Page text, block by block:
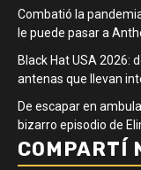
Combatió la
le puede pasar a
Black Hat USA 2026:
antenas que llevan
De escapar en
bizarro episodio de
COMPARTÍ